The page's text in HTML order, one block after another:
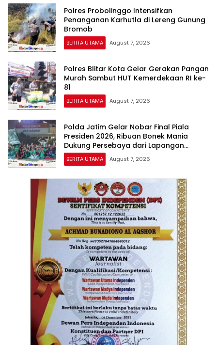
Polres Probolinggo Intensifkan
Penanganan Karhutla di Lereng Gunung
Bromob
BERITA UTAMA August 7, 2026
Polres Blitar Kota Gelar Gerakan Pangan
Murah Sambut HUT Kemerdekaan RI ke-
81
BERITA UTAMA August 7, 2026
Polda Jatim Gelar Nobar Final Piala
Presiden 2026, Ribuan Bonek Mania
Dukung Persebaya dari Lapangan
Mapolda
BERITA UTAMA August 7, 2026